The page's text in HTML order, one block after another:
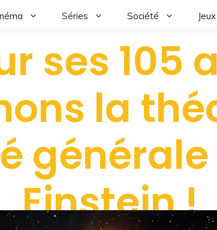
Séries Société
ses 105
la
générale
Einstein !